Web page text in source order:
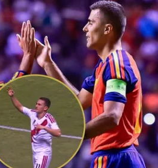
Fútbol Centroamérica, al igual que Futbol Sites, es
una compañía perteneciente a Better Collective.
Todos los derechos reservados.